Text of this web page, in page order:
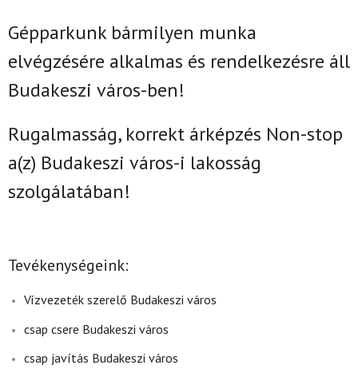
Gépparkunk bármilyen munka
elvégzésére alkalmas és rendelkezésre áll
Budakeszi város-ben!
Rugalmasság, korrekt árképzés Non-stop
a(z) Budakeszi város-i lakosság
szolgálatában!
Tevékenységeink:
Vízvezeték szerelő Budakeszi város
csap csere Budakeszi város
csap javítás Budakeszi város